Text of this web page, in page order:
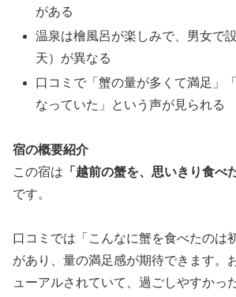
がある
温泉は檜風呂が楽しみで、男女で
天）が異なる
口コミで「蟹の量が多くて満足」
なっていた」という声が見られる
宿の概要紹介
この宿は 「越前の蟹を、思いきり食べ
です。
口コミでは「こんなに蟹を食べたのは
があり、量の満足感が期待できます。
ューアルされていて、過ごしやすかっ